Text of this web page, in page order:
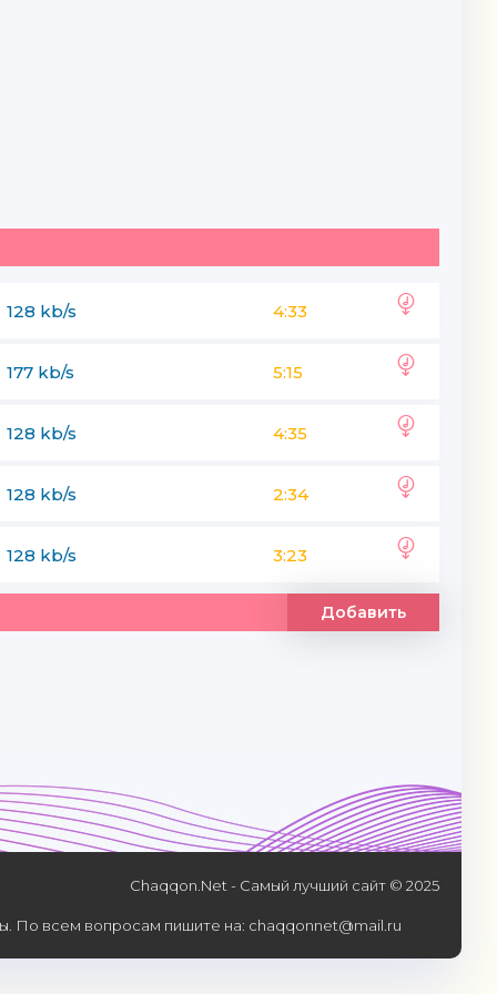
128 kb/s 4:33
177 kb/s 5:15
128 kb/s 4:35
128 kb/s 2:34
128 kb/s 3:23
Добавить
Chaqqon.Net - Самый лучший сайт © 2025
По всем вопросам пишите на: chaqqonnet@mail.ru